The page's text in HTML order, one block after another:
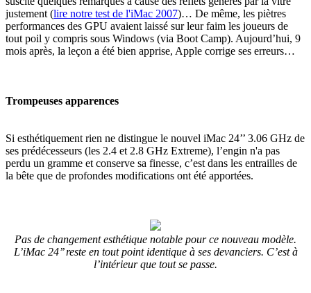
justement (lire notre test de l'iMac 2007)… De même, les piètres
performances des GPU avaient laissé sur leur faim les joueurs de
tout poil y compris sous Windows (via Boot Camp). Aujourd’hui, 9
mois après, la leçon a été bien apprise, Apple corrige ses erreurs…
Trompeuses apparences
Si esthétiquement rien ne distingue le nouvel iMac 24’’ 3.06 GHz de
ses prédécesseurs (les 2.4 et 2.8 GHz Extreme), l’engin n'a pas
perdu un gramme et conserve sa finesse, c’est dans les entrailles de
la bête que de profondes modifications ont été apportées.
Pas de changement esthétique notable pour ce nouveau modèle.
L’iMac 24’’ reste en tout point identique à ses devanciers. C’est à
l’intérieur que tout se passe.